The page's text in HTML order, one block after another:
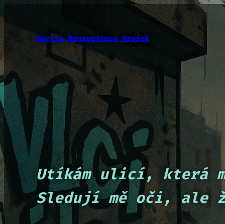
Přeskočit
na
obsah
Martin Bonaventura Hrošek
Utíkám ulicí, která
Sledují mě oči, ale